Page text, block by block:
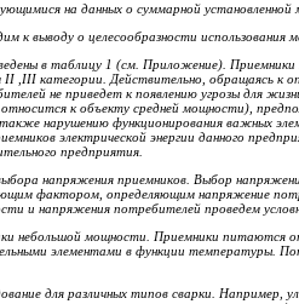
на данных о суммарной
к выводу о целесообразности использования
в таблицу 1 (см. Приложение). Приемники
II III категории. Действительно, обращаясь к
не приведет к появлению угрозы для
к объекту средней мощности),
также нарушению функционирования важных
электрической энергии данного
предприятия.
ора напряжения приемников. Выбор
щим фактором, определяющим напряжение
и напряжения потребителей проведем ус
небольшой мощности. Приемники питаются
элементами в функции температуры.
для различных типов сварки. Например,